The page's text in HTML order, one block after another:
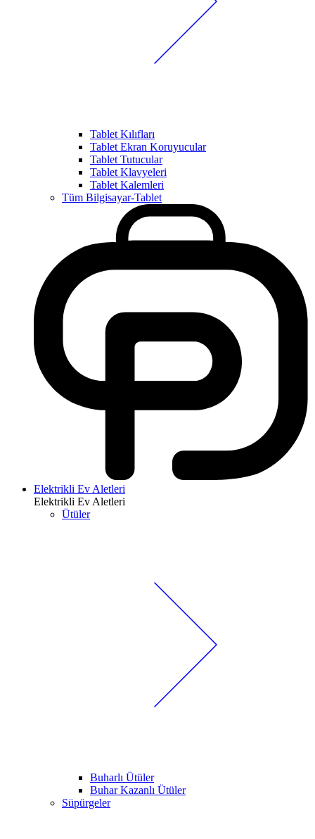
Tablet Kılıfları
Tablet Ekran Koruyucular
Tablet Tutucular
Tablet Klavyeleri
Tablet Kalemleri
Tüm Bilgisayar-Tablet
Elektrikli Ev Aletleri
Elektrikli Ev Aletleri
Ütüler
Buharlı Ütüler
Buhar Kazanlı Ütüler
Süpürgeler